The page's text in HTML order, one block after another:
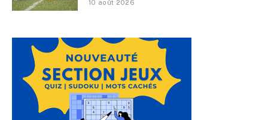
10 août 2026